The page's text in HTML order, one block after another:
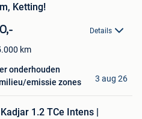
Ketting!
Details
km
onderhouden
emissie zones
3 aug 26
1.2 TCe Intens |